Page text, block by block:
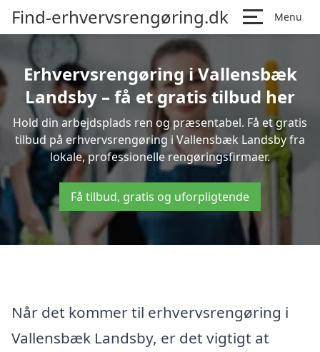
Find-erhvervsrengøring.dk Menu
Erhvervsrengøring i Vallensbæk
Landsby – få et gratis tilbud her
Hold din arbejdsplads ren og præsentabel. Få et gratis
tilbud på erhvervsrengøring i Vallensbæk Landsby fra
lokale, professionelle rengøringsfirmaer.
Få tilbud, gratis og uforpligtende
Når det kommer til erhvervsrengøring i
Vallensbæk Landsby, er det vigtigt at